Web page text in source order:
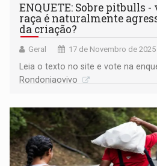
ENQUETE: Sobre pitbulls -
raça é naturalmente
da criação?
Geral 17 de Novembro de
Leia o texto no site e vote na
Rondoniaovivo